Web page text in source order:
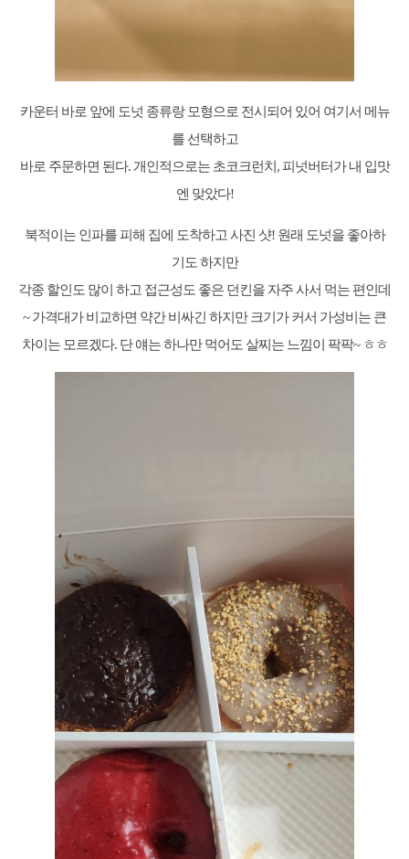
카운터 바로 앞에 도넛 종류랑 모형으로 전시되어 있어 여기서 메뉴
를 선택하고
바로 주문하면 된다. 개인적으로는 초코크런치, 피넛버터가 내 입맛
엔 맞았다!
북적이는 인파를 피해 집에 도착하고 사진 샷! 원래 도넛을 좋아하
기도 하지만
각종 할인도 많이 하고 접근성도 좋은 던킨을 자주 사서 먹는 편인데
~ 가격대가 비교하면 약간 비싸긴 하지만 크기가 커서 가성비는 큰
차이는 모르겠다. 단 얘는 하나만 먹어도 살찌는 느낌이 팍팍~ ㅎㅎ